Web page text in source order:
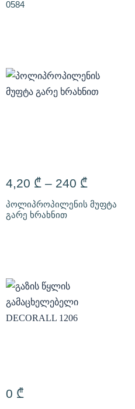
0584
4,20 ₾ – 240 ₾
პოლიპროპილენის მუფტა
გარე ხრახნით
0 ₾